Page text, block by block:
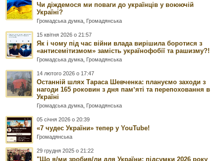
Чи діждемося ми поваги до українців у воюючій
Україні?
Громадська думка Громадянська
15 квітня 2026 о 21:57
Як і чому під час війни влада вирішила боротися з
«антисемітизмом» замість українофобії та рашизму?!
Громадська думка Громадянська
14 лютого 2026 о 17:47
Останній шлях Тараса Шевченка: плануємо заходи з
нагоди 165 роковин з дня памʼяті та перепоховання в
Україні
Громадська думка Громадянська
05 січня 2026 о 20:39
«7 чудес України» тепер у YouTube!
Громадянська
29 грудня 2025 о 21:22
"Що я/ми зробив/ли для України: підсумки 2026 року